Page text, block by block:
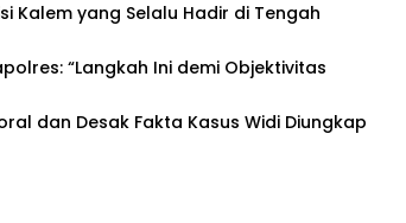
Kalem yang Selalu Hadir di Tengah
“Langkah Ini demi Objektivitas
dan Desak Fakta Kasus Widi Diungkap